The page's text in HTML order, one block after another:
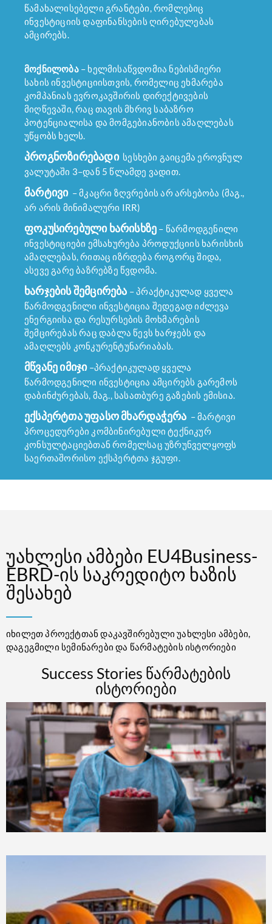
წამახალისებელი გრანტები, რომლებიც
ინვესტიციის დაფინანსების ღირებულებას
ამცირებს.
მოქნილობა – ხელმისაწვდომია ნებისმიერი
სახის ინვესტიციისთვის, რომელიც ეხმარება
კომპანიას ევროკავშირის დირექტივების
მიღწევაში, რაც თავის მხრივ საბაზრო
პოტენციალისა და მომგებიანობის ამაღლებას
უწყობს ხელს.
პროგნოზირებადი სესხები გაიცემა ეროვნულ
ვალუტაში 3–დან 5 წლამდე ვადით.
მარტივი – მკაცრი ზღვრების არ არსებობა (მაგ.,
არ არის მინიმალური IRR)
ფოკუსირებული ხარისხზე – წარმოდგენილი
ინვესტიციები ემსახურება პროდუქციის ხარისხის
ამაღლებას, რითაც იზრდება როგორც შიდა,
ასევე გარე ბაზრებზე წვდომა.
ხარჯების შემცირება – პრაქტიკულად ყველა
წარმოდგენილი ინვესტიცია შედეგად იძლევა
ენერგიისა და რესურსების მოხმარების
შემცირებას რაც დაბლა წევს ხარჯებს და
ამაღლებს კონკურენტუნარიაბას.
მწვანე იმიჯი –პრაქტიკულად ყველა
წარმოდგენილი ინვესტიცია ამცირებს გარემოს
დაბინძურებას, მაგ., სასათბურე გაზების ემისია.
ექსპერტთა უფასო მხარდაჭერა – მარტივი
პროცედურები კომბინირებული ტექნიკურ
კონსულტაციებთან რომელსაც უზრუნველყოფს
საერთაშორისო ექსპერტთა ჯგუფი.
უახლესი ამბები EU4Business-
EBRD-ის საკრედიტო ხაზის
შესახებ
იხილეთ პროექტთან დაკავშირებული უახლესი ამბები,
დაგეგმილი სემინარები და წარმატების ისტორიები
Success Stories წარმატების
ისტორიები